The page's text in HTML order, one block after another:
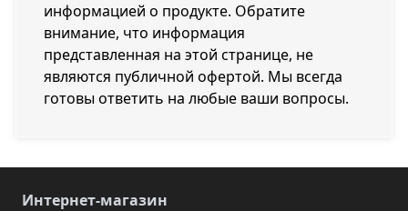
информацией о продукте. Обратите
внимание, что информация
представленная на этой странице, не
являются публичной офертой. Мы всегда
готовы ответить на любые ваши вопросы.
Интернет-магазин